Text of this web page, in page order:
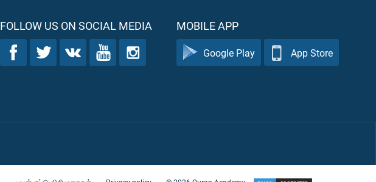
FOLLOW US ON SOCIAL MEDIA MOBILE APP
Google Play App Store